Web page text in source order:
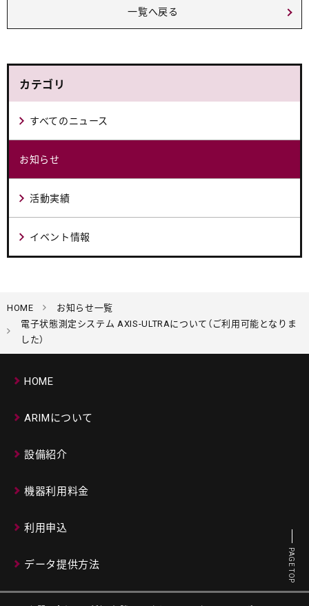
一覧へ戻る
カテゴリ
すべてのニュース
お知らせ
活動実績
イベント情報
HOME
お知らせ一覧
電子状態測定システム AXIS-ULTRAについて（ご利用可能となりま
した）
HOME
ARIMについて
設備紹介
機器利用料金
利用申込
データ提供方法 PAGE TOP